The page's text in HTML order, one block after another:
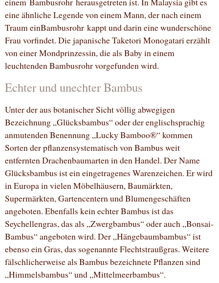
eine ähnliche Legende von einem Mann, der nach einem
Traum einBambusrohr kappt und darin eine wunderschöne
Frau vorfindet. Die japanische Taketori Monogatari erzählt
von einer Mondprinzessin, die als Baby in einem
leuchtenden Bambusrohr vorgefunden wird.
Echter und unechter Bambus
Unter der aus botanischer Sicht völlig abwegigen
Bezeichnung „Glücksbambus“ oder der englischsprachig
anmutenden Benennung „Lucky Bamboo®“ kommen
Sorten der pflanzensystematisch von Bambus weit
entfernten Drachenbaumarten in den Handel. Der Name
Glücksbambus ist ein eingetragenes Warenzeichen. Er wird
in Europa in vielen Möbelhäusern, Baumärkten,
Supermärkten, Gartencentern und Blumengeschäften
angeboten. Ebenfalls kein echter Bambus ist das
Seychellengras, das als „Zwergbambus“ oder auch „Bonsai-
Bambus“ angeboten wird. Der „Hängebaumbambus“ ist
ebenso ein Gras, das sogenannte Flechtstraußgras. Weitere
fälschlicherweise als Bambus bezeichnete Pflanzen sind
„Himmelsbambus“ und „Mittelmeerbambus“.